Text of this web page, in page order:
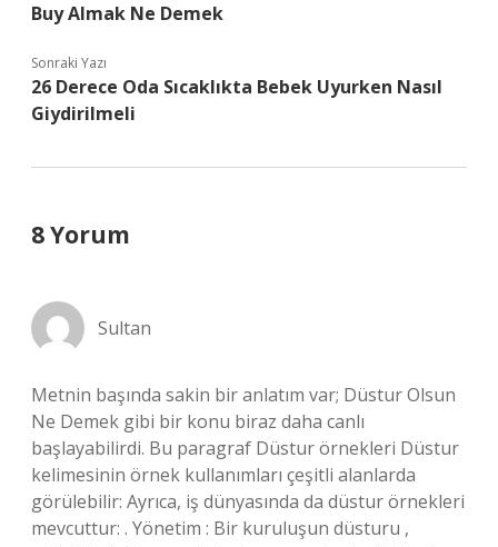
Buy Almak Ne Demek
Sonraki Yazı
26 Derece Oda Sıcaklıkta Bebek Uyurken Nasıl
Giydirilmeli
8 Yorum
Sultan
Metnin başında sakin bir anlatım var; Düstur Olsun
Ne Demek gibi bir konu biraz daha canlı
başlayabilirdi. Bu paragraf Düstur örnekleri Düstur
kelimesinin örnek kullanımları çeşitli alanlarda
görülebilir: Ayrıca, iş dünyasında da düstur örnekleri
mevcuttur: . Yönetim : Bir kuruluşun düsturu ,